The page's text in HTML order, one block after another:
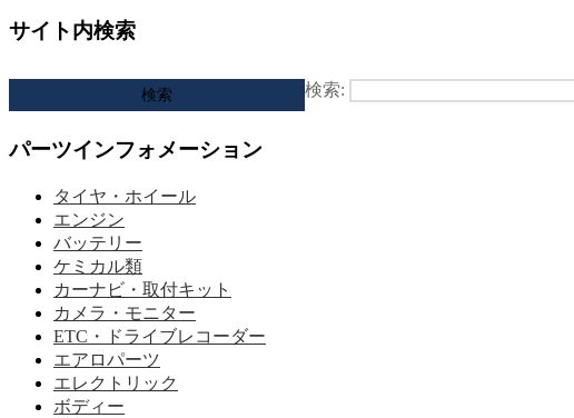
サイト内検索
検索:
パーツインフォメーション
タイヤ・ホイール
エンジン
バッテリー
ケミカル類
カーナビ・取付キット
カメラ・モニター
ETC・ドライブレコーダー
エアロパーツ
エレクトリック
ボディー